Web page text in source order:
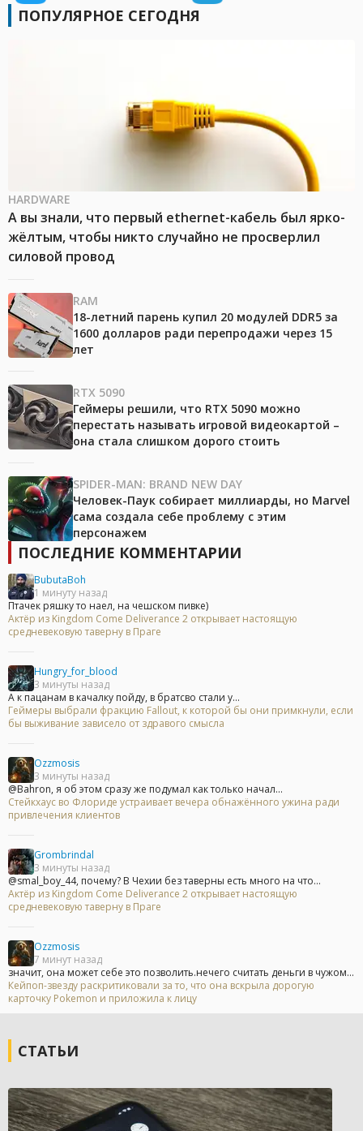
ПОПУЛЯРНОЕ СЕГОДНЯ
HARDWARE
А вы знали, что первый ethernet-кабель был ярко-
жёлтым, чтобы никто случайно не просверлил
силовой провод
RAM
18-летний парень купил 20 модулей DDR5 за
1600 долларов ради перепродажи через 15
лет
RTX 5090
Геймеры решили, что RTX 5090 можно
перестать называть игровой видеокартой –
она стала слишком дорого стоить
SPIDER-MAN: BRAND NEW DAY
Человек-Паук собирает миллиарды, но Marvel
сама создала себе проблему с этим
персонажем
ПОСЛЕДНИЕ КОММЕНТАРИИ
BubutaBoh
1 минуту назад
Птачек ряшку то наел, на чешском пивке)
Актёр из Kingdom Come Deliverance 2 открывает настоящую
средневековую таверну в Праге
Hungry_for_blood
3 минуты назад
А к пацанам в качалку пойду, в братсво стали у...
Геймеры выбрали фракцию Fallout, к которой бы они примкнули, если
бы выживание зависело от здравого смысла
Ozzmosis
3 минуты назад
@Bahron, я об этом сразу же подумал как только начал...
Стейкхаус во Флориде устраивает вечера обнажённого ужина ради
привлечения клиентов
Grombrindal
3 минуты назад
@smal_boy_44, почему? В Чехии без таверны есть много на что...
Актёр из Kingdom Come Deliverance 2 открывает настоящую
средневековую таверну в Праге
Ozzmosis
7 минут назад
значит, она может себе это позволить.нечего считать деньги в чужом...
Кейпоп-звезду раскритиковали за то, что она вскрыла дорогую
карточку Pokemon и приложила к лицу
СТАТЬИ